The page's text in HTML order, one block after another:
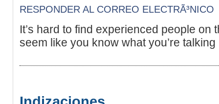
RESPONDER AL CORREO ELECTRÃ³NICO
It’s hard to find experienced people on
seem like you know what you’re